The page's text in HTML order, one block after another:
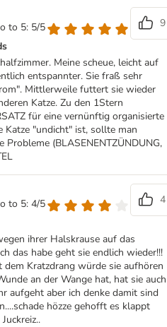
to 5: 5/5
9
Meine scheue, leicht auf
entspannter. Sie fraß sehr
Mittlerweile futtert sie wieder
Katze. Zu den 1Stern
für eine vernünftig organisierte
Katze "undicht" ist, sollte man
(BLASENENTZÜNDUNG,
to 5: 4/5
4
ihrer Halskrause auf das
das habe geht sie endlich wieder!!!
dem Kratzdrang würde sie aufhören
an der Wange hat, hat sie auch
aufgeht aber ich denke damit sind
hözze gehofft es klappt